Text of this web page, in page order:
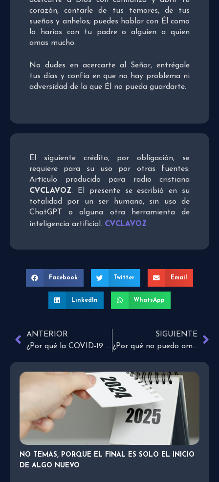
corazón, contarle de tus temores, de tus
sueños y anhelos; puedes hablar con Él como
lo harías con tu padre o alguien a quien
amas mucho.
No dudes en acercarte al Señor, entrégale
tus días y confía en que no hay problema ni
adversidad de la que Él no pueda guardarte.
El siguiente crédito, por obligación, se
requiere para su uso por otras fuentes:
Artículo producido para radio cristiana
CVCLAVOZ. El presente se escribió en su
totalidad por un ser humano, sin uso de
ChatGPT o alguna otra herramienta de
inteligencia artificial. CVCLAVOZ
Facebook Twitter Email
LinkedIn WhatsApp
ANTERIOR
¿Por qué la COVID-19 te hace perder el sentido del olfato?
SIGUIENTE
¿Por qué no puedo amar como Dios?
NO TEMAS, PORQUE EL FINAL ES SOLO EL INICIO
DE ALGO NUEVO